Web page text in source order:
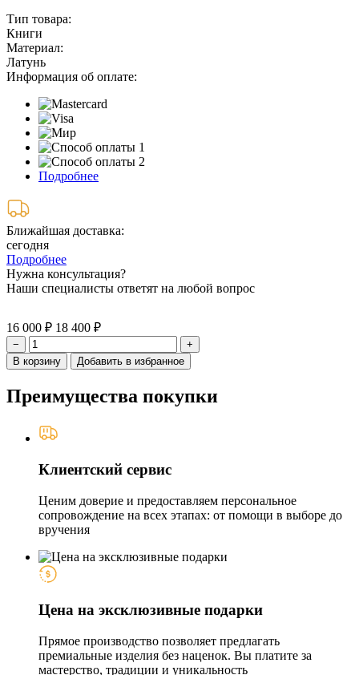
Тип товара:
Книги
Материал:
Латунь
Информация об оплате:
Подробнее
Ближайшая доставка:
сегодня
Подробнее
Нужна консультация?
Наши специалисты ответят на любой вопрос
16 000 ₽ 18 400 ₽
−
+
В корзину
Добавить в избранное
Преимущества покупки
Клиентский сервис
Ценим доверие и предоставляем персональное
сопровождение на всех этапах: от помощи в выборе до
вручения
Цена на эксклюзивные подарки
Прямое производство позволяет предлагать
премиальные изделия без наценок. Вы платите за
мастерство, традиции и уникальность